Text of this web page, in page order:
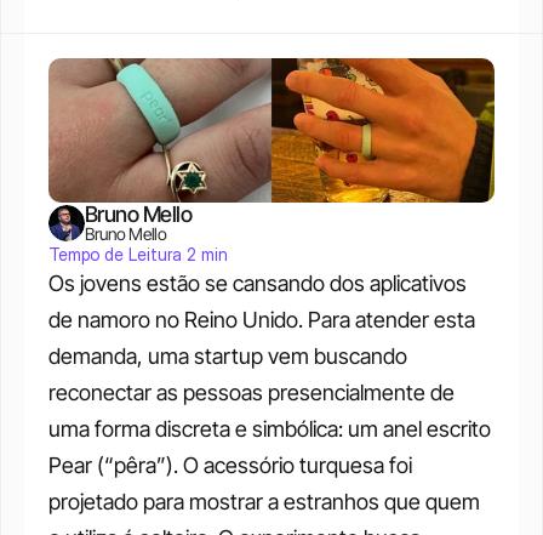
Os jovens estão se cansando dos aplicativos
de namoro no Reino Unido. Para atender esta
demanda, uma startup vem buscando
reconectar as pessoas presencialmente de
uma forma discreta e simbólica: um anel escrito
Pear (“pêra”). O acessório turquesa foi
projetado para mostrar a estranhos que quem
Bruno Mello
Bruno Mello
Tempo de Leitura 2 min